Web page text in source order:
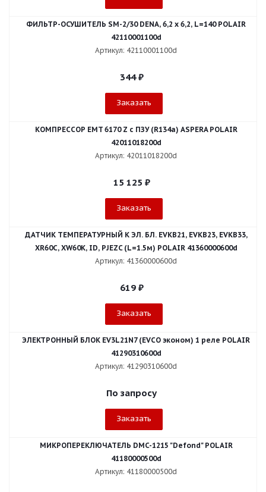
ФИЛЬТР-ОСУШИТЕЛЬ SM-2/30 DENA, 6,2 x 6,2, L=140 POLAIR
42110001100d
Артикул: 42110001100d
344₽
Заказать
КОМПРЕССОР EMT 6170 Z с ПЗУ (R134a) ASPERA POLAIR
42011018200d
Артикул: 42011018200d
15 125 ₽
Заказать
ДАТЧИК ТЕМПЕРАТУРНЫЙ К ЭЛ. БЛ. EVKB21, EVKB23, EVKB33,
XR60C, XW60K, ID, PJEZC (L=1.5м) POLAIR 41360000600d
Артикул: 41360000600d
619₽
Заказать
ЭЛЕКТРОННЫЙ БЛОК EV3L21N7 (EVCO эконом) 1 реле POLAIR
41290310600d
Артикул: 41290310600d
По запросу
Заказать
МИКРОПЕРЕКЛЮЧАТЕЛЬ DMC-1215 "Defond" POLAIR
41180000500d
Артикул: 41180000500d